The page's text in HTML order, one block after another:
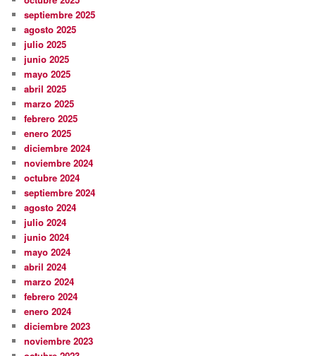
septiembre 2025
agosto 2025
julio 2025
junio 2025
mayo 2025
abril 2025
marzo 2025
febrero 2025
enero 2025
diciembre 2024
noviembre 2024
octubre 2024
septiembre 2024
agosto 2024
julio 2024
junio 2024
mayo 2024
abril 2024
marzo 2024
febrero 2024
enero 2024
diciembre 2023
noviembre 2023